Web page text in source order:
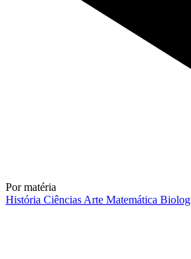
Por matéria
História Ciências Arte Matemática